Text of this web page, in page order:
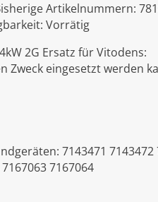
Artikelnummern:
Vorrätig
2G Ersatz für Vitodens:
Zweck eingesetzt werden
7143471
7167064